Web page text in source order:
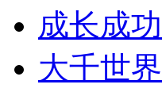
成长成功
大千世界